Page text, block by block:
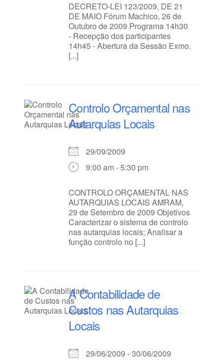
DECRETO-LEI 123/2009, DE 21
DE MAIO Fórum Machico, 26 de
Outubro de 2009 Programa 14h30
- Recepção dos participantes
14h45 - Abertura da Sessão Exmo.
[...]
Controlo Orçamental nas
Autarquias Locais
29/09/2009
9:00 am - 5:30 pm
CONTROLO ORÇAMENTAL NAS
AUTARQUIAS LOCAIS AMRAM,
29 de Setembro de 2009 Objetivos
Caracterizar o sistema de controlo
nas autarquias locais; Analisar a
função controlo no [...]
A Contabilidade de
Custos nas Autarquias
Locais
29/06/2009 - 30/06/2009